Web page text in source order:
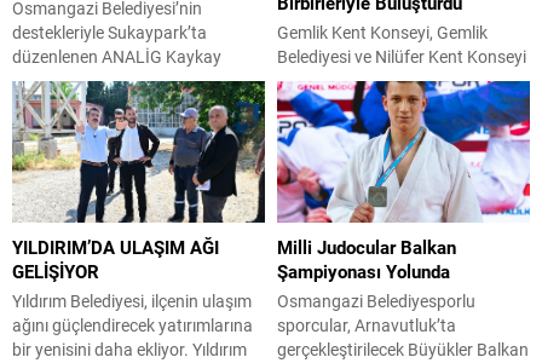
değerlendirmelerde...
Osmangazi Belediyesi’nin
destekleriyle Sukaypark’ta
düzenlenen ANALİG Kaykay
Türkiye Şampiyonası, üç gün
boyunca heyecan ve adrenalin
dolu mücadelelere sahne oldu.
Final performanslarının ardından
dereceye giren sporculara kupa
ve madalyaları takdim edildi.
Bursa’nın önemli spor
tesislerinden Sukaypark, kaykay
sporunun genç yıldızlarını
ağırladı. Gençlik ve Spor Bakanlığı
Spor Hizmetleri Genel
Müdürlüğü’nün 2026 yılı...
Gemlik Kent Konseyi, Gemlik
Belediyesi ve Nilüfer Kent Konseyi
iş birliğiyle düzenlenen Z-Fest
2026 Kuşak Çatışması, Umurbey
Poligon Alanı’nda gençlerin yoğun
katılımıyla gerçekleştirildi. Gemlik
Kent Konseyi Gençlik Meclisi ile
Nilüfer Kent Konseyi Gençlik
Meclisi’nin ortaklaşa organize
ettiği etkinlik, hafta sonu boyunca
gençlere unutulmaz anlar yaşattı.
Atölyelerden seminerlere,
yarışmalardan gece doğa...
YILDIRIM’DA ULAŞIM AĞI
GELİŞİYOR
Yıldırım Belediyesi, ilçenin ulaşım
ağını güçlendirecek yatırımlarına
bir yenisini daha ekliyor. Yıldırım
Milli Judocular Balkan
Şampiyonası Yolunda
Osmangazi Belediyesporlu
sporcular, Arnavutluk’ta
gerçekleştirilecek Büyükler Balkan